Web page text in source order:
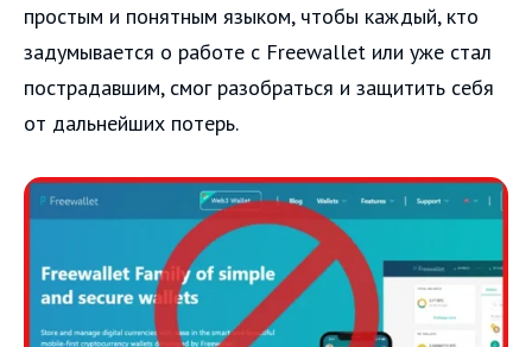
простым и понятным языком, чтобы каждый, кто
задумывается о работе с Freewallet или уже стал
пострадавшим, смог разобраться и защитить себя
от дальнейших потерь.